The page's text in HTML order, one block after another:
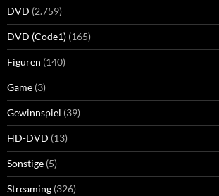
DVD (2.759)
DVD (Code1) (165)
Figuren (140)
Game (3)
Gewinnspiel (39)
HD-DVD (13)
Sonstige (5)
Streaming (326)